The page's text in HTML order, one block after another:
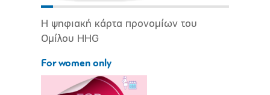
Η ψηφιακή κάρτα προνομίων του
Ομίλου HHG
For women only